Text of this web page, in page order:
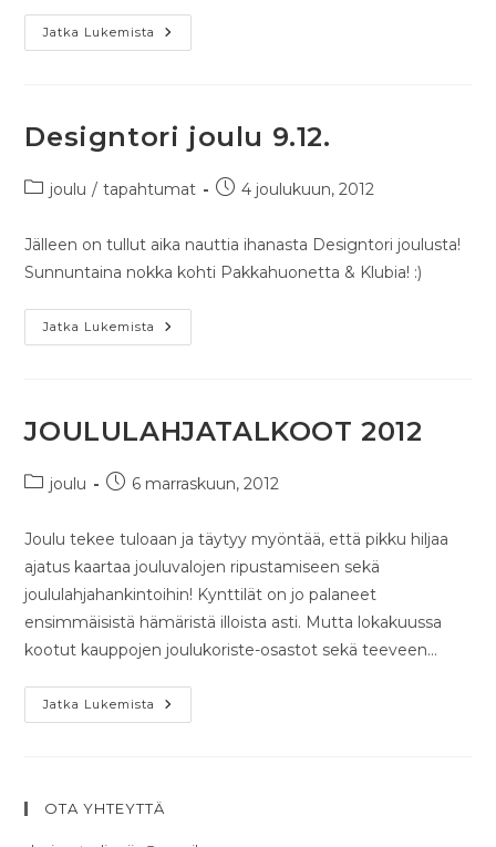
Jatka Lukemista
Designtori joulu 9.12.
joulu / tapahtumat 4 joulukuun, 2012
Jälleen on tullut aika nauttia ihanasta Designtori joulusta!
Sunnuntaina nokka kohti Pakkahuonetta & Klubia! :)
Jatka Lukemista
JOULULAHJATALKOOT 2012
joulu 6 marraskuun, 2012
Joulu tekee tuloaan ja täytyy myöntää, että pikku hiljaa
ajatus kaartaa jouluvalojen ripustamiseen sekä
joululahjahankintoihin! Kynttilät on jo palaneet
ensimmäisistä hämäristä illoista asti. Mutta lokakuussa
kootut kauppojen joulukoriste-osastot sekä teeveen…
Jatka Lukemista
OTA YHTEYTTÄ